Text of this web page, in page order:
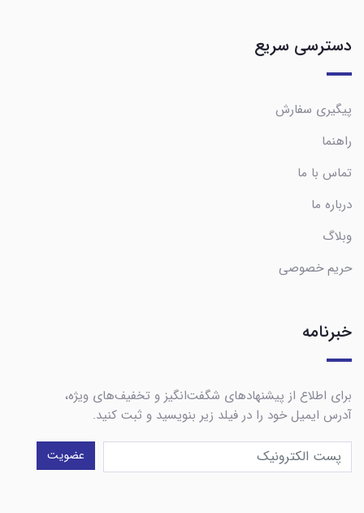
دسترسی سریع
پیگیری سفارش
راهنما
تماس با ما
درباره ما
وبلاگ
حریم خصوصی
خبرنامه
برای اطلاع از پیشنهادهای شگفت‌انگیز و تخفیف‌های ویژه،
آدرس ایمیل خود را در فیلد زیر بنویسید و ثبت کنید.
عضویت